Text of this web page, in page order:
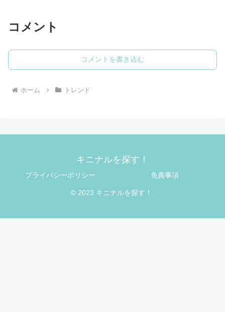
コメント
コメントを書き込む
ホーム トレンド
キニナルを探す！
プライバシーポリシー 免責事項
© 2023 キニナルを探す！.